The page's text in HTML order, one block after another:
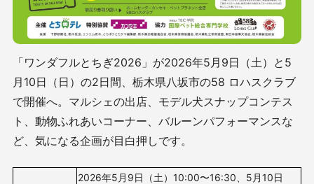
「ワンダフルとちぎ2026」が2026年5月9日（土）と5
月10日（日）の2日間、栃木県八坂市の58 ロハスクラブ
で開催へ。マルシェの出店、モデル犬スナップコンテス
ト、動物ふれあいコーナー、バルーンパフォーマンスな
ど、気になる企画が目白押しです。
2026年5月9日（土）10:00〜16:30、 5月10日